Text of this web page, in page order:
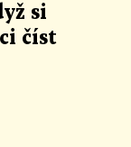
si
číst